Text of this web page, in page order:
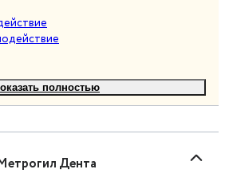
полностью
Дента